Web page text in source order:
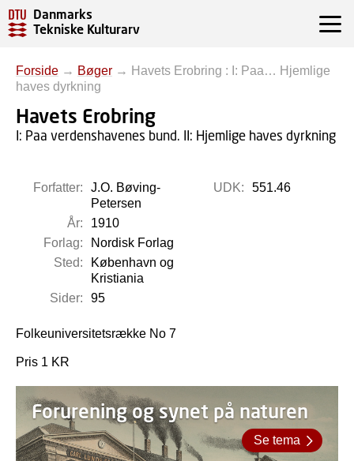
Danmarks
Tekniske Kulturarv
Forside → Bøger → Havets Erobring : I: Paa… Hjemlige
haves dyrkning
Havets Erobring
I: Paa verdenshavenes bund. II: Hjemlige haves dyrkning
Forfatter:
J.O. Bøving-
Petersen
År:
1910
Forlag:
Nordisk Forlag
Sted:
København og
Kristiania
Sider:
95
UDK: 551.46
Folkeuniversitetsrække No 7
Pris 1 KR
Forurening og synet på naturen
Se tema